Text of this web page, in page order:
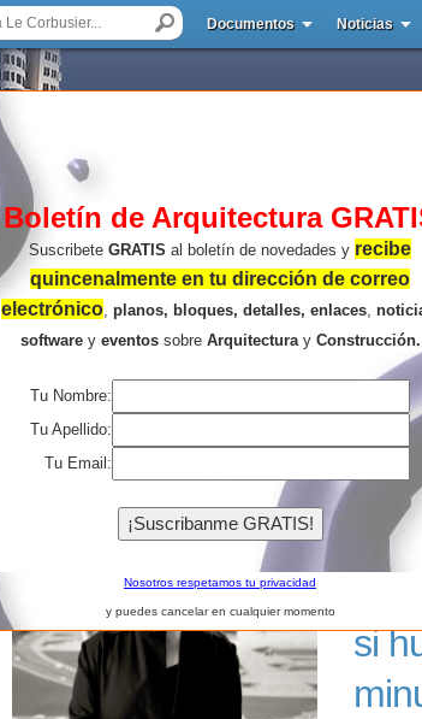
Documentos Noticias
Noticias de Arquitectura : Entrevista
Resultados de
si
Boletín de Arquitectura
Suscribete GRATIS al boletín de novedades y recibe
quincenalmente en tu dirección de correo
electrónico, planos, bloques, detalles, enlaces,
softwarey eventossobre Arquitecturay Construcción.
Tu Nombre:
Tu Apellido:
Tu Email:
Nosotros respetamos tu privacidad
y puedes cancelar en cualquier momento